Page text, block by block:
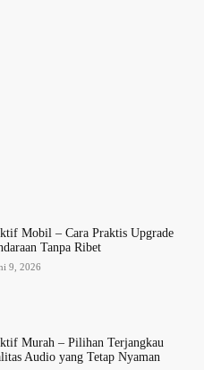
Mobil – Cara Praktis Upgrade
Tanpa Ribet
9, 2026
Murah – Pilihan Terjangkau
Audio yang Tetap Nyaman